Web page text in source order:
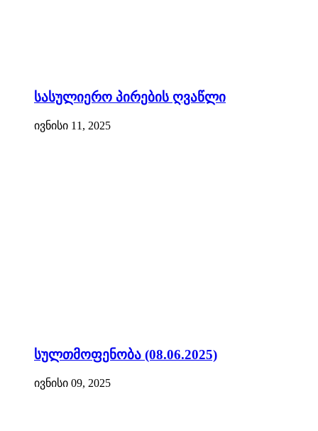
სასულიერო პირების ღვაწლი
ივნისი 11, 2025
სულთმოფენობა (08.06.2025)
ივნისი 09, 2025